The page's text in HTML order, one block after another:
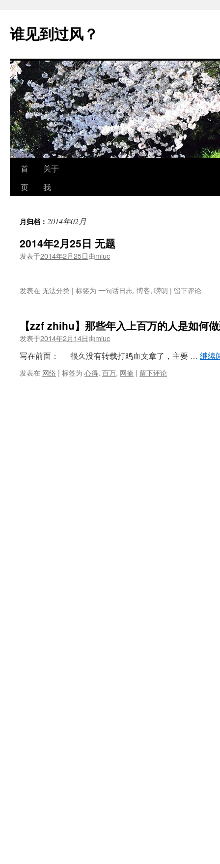
正
文
谁见到过风？
首
页
关于
我
月归档： 2014年02月
2014年2月25日 无题
发表于2014年2月25日由miuc
发表在 无法分类 | 标签为 一句话日志, 博客, 唠叨 | 留下评论
【zzf zhihu】那些年入上百万的人是如何
发表于2014年2月14日由miuc
写在前面： 很久没有转载打鸡血文章了，主要 … 继续
发表在 网络 | 标签为 心得, 百万, 网摘 | 留下评论